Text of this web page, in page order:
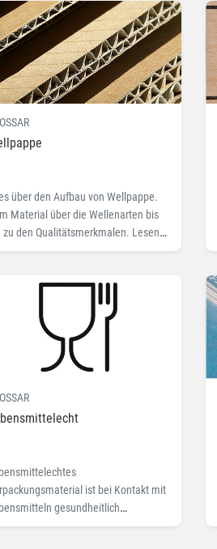
über den Aufbau von Wellpappe.
Material über die Wellenarten bis
zu den Qualitätsmerkmalen. Lesen
hier mehr zu dem Fachbegriff
ist bei Kontakt mit
gesundheitlich
und wirkt sich nicht auf